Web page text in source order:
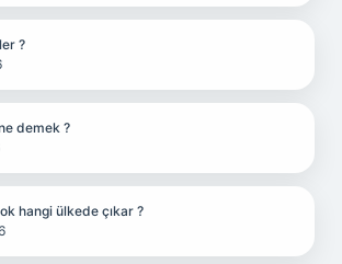
?
demek ?
hangi ülkede çıkar ?